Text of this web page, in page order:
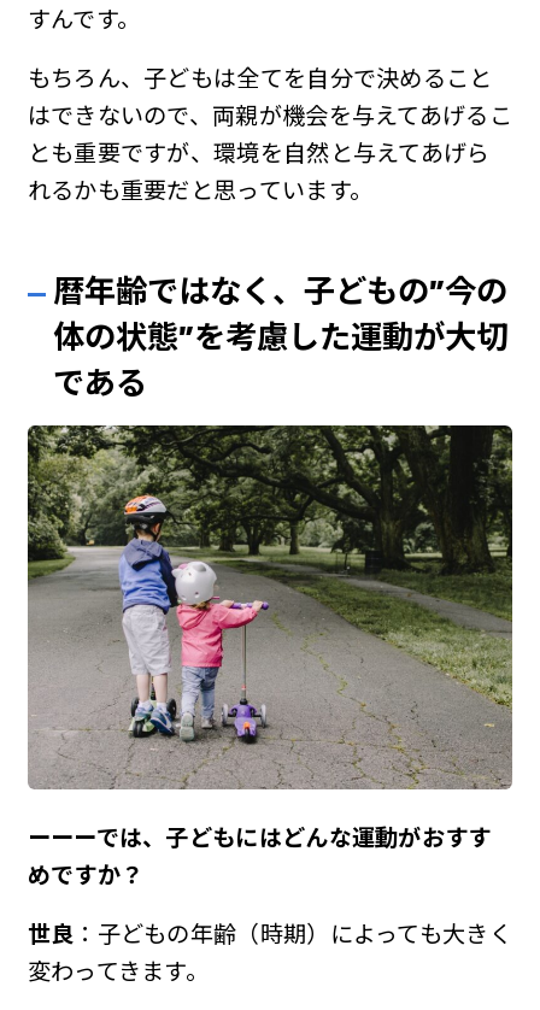
すんです。
もちろん、子どもは全てを自分で決めること
はできないので、両親が機会を与えてあげるこ
とも重要ですが、環境を自然と与えてあげら
れるかも重要だと思っています。
暦年齢ではなく、子どもの”今の
体の状態”を考慮した運動が大切
である
ーーーでは、子どもにはどんな運動がおすす
めですか？
世良 ：子どもの年齢（時期）によっても大きく
変わってきます。